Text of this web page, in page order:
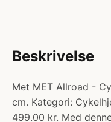
Beskrivelse
Met MET Allroad -
cm. Kategori:
499.00 kr. Med